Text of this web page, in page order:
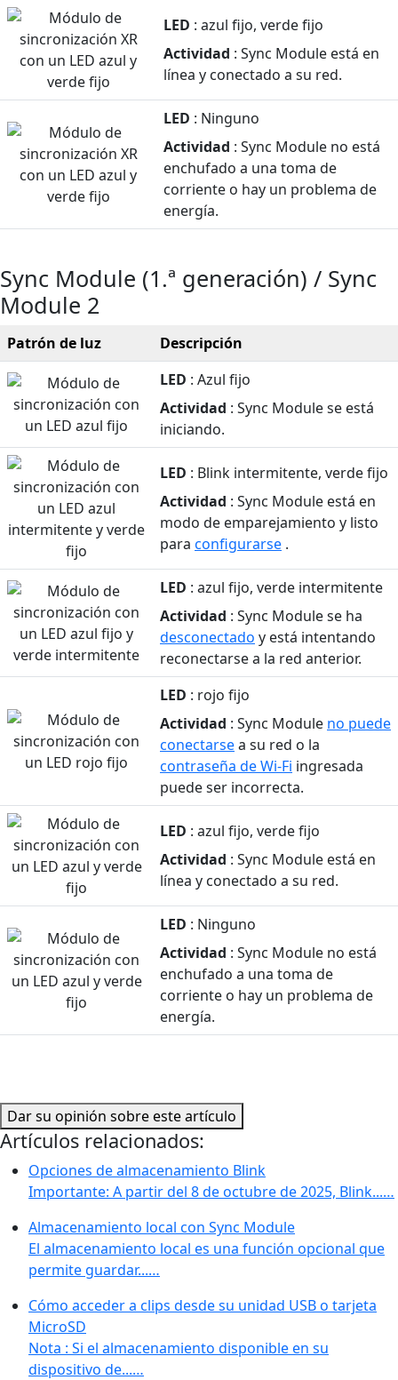
LED : azul fijo, verde fijo
Actividad : Sync Module está en
línea y conectado a su red.
LED : Ninguno
Actividad : Sync Module no está
enchufado a una toma de
corriente o hay un problema de
energía.
Sync Module (1.ª generación) / Sync
Module 2
Patrón de luz
Descripción
LED : Azul fijo
Actividad : Sync Module se está
iniciando.
LED : Blink intermitente, verde fijo
Actividad : Sync Module está en
modo de emparejamiento y listo
para configurarse .
LED : azul fijo, verde intermitente
Actividad : Sync Module se ha
desconectado y está intentando
reconectarse a la red anterior.
LED : rojo fijo
Actividad : Sync Module no puede
conectarsea su red o la
contraseña de Wi-Fi ingresada
puede ser incorrecta.
LED : azul fijo, verde fijo
Actividad : Sync Module está en
línea y conectado a su red.
LED : Ninguno
Actividad : Sync Module no está
enchufado a una toma de
corriente o hay un problema de
energía.
Dar su opinión sobre este artículo
Artículos relacionados:
Opciones de almacenamiento Blink
Importante: A partir del 8 de octubre de 2025, Blink...…
Almacenamiento local con Sync Module
El almacenamiento local es una función opcional que
permite guardar...…
Cómo acceder a clips desde su unidad USB o tarjeta
MicroSD
Nota : Si el almacenamiento disponible en su
dispositivo de...…